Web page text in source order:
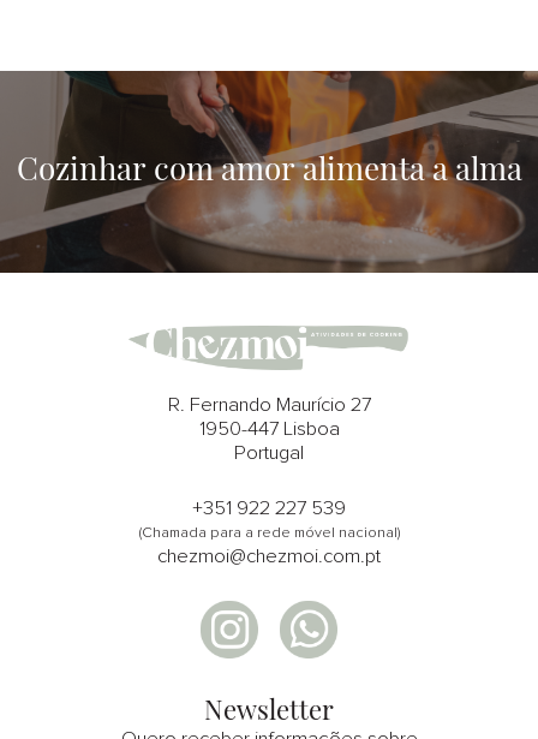
Cozinhar com amor alimenta a alma
R. Fernando Maurício 27
1950-447 Lisboa
Portugal
+351 922 227 539
(Chamada para a rede móvel nacional)
chezmoi@chezmoi.com.pt
Newsletter